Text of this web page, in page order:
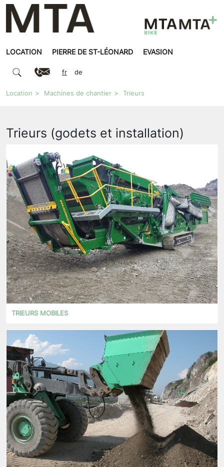
LOCATION PIERRE DE ST-LÉONARD EVASION
fr de
Location Machines de chantier Trieurs
Trieurs (godets et installation)
TRIEURS MOBILES